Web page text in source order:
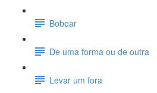
Bobear
De uma forma ou de outra
Levar um fora